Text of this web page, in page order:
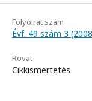
Folyóirat szám
Évf. 49 szám 3
Rovat
Cikkismertetés